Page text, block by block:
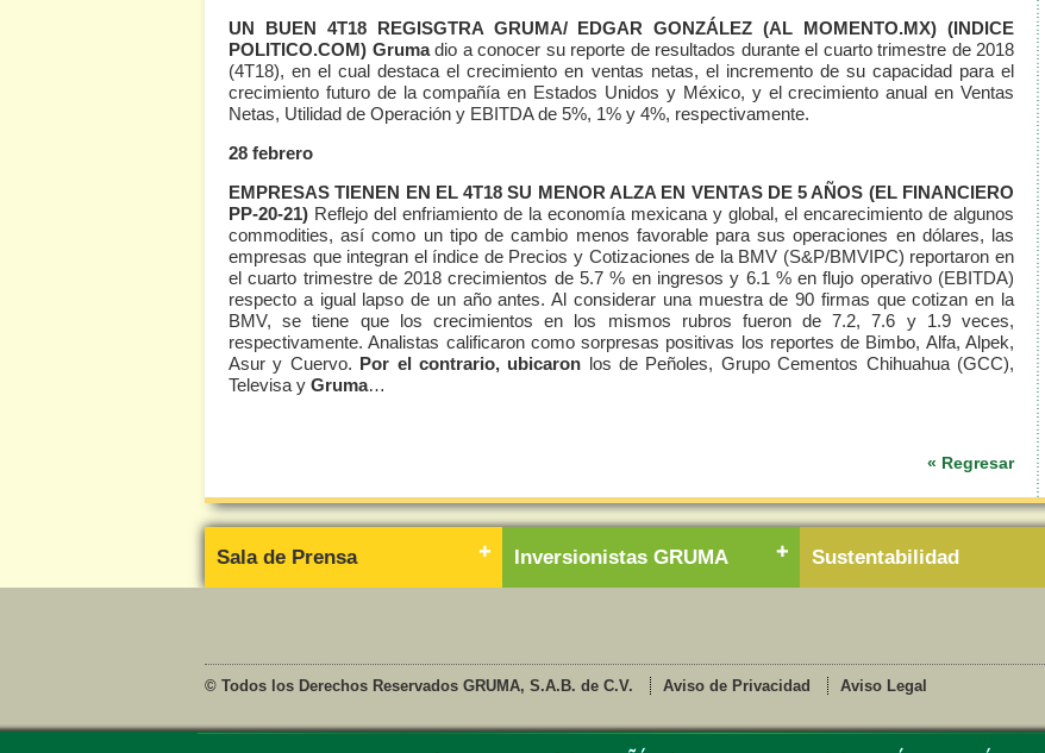
UN BUEN 4T18 REGISGTRA GRUMA/ EDGAR GONZÁLEZ(AL MOMENTO.MX) (INDICE
POLITICO.COM) Grumadio a conocer su reporte de resultados durante el cuarto trimestre de 2018
(4T18), en el cual destaca el crecimiento en ventas netas, el incremento de su capacidad para el
crecimiento futuro de la compañía en Estados Unidos y México, y el crecimiento anual en Ventas
Netas, Utilidad de Operación y EBITDA de 5%, 1% y 4%, respectivamente.
28 febrero
EMPRESAS TIENEN EN EL 4T18 SU MENOR ALZA EN VENTAS DE 5 AÑOS (EL FINANCIERO
PP-20-21) Reflejo del enfriamiento de la economía mexicana y global, el encarecimiento de algunos
commodities, así como un tipo de cambio menos favorable para sus operaciones en dólares, las
empresas que integran el índice de Precios y Cotizaciones de la BMV (S&P/BMVIPC) reportaron en
el cuarto trimestre de 2018 crecimientos de 5.7 % en ingresos y 6.1 % en flujo operativo (EBITDA)
respecto a igual lapso de un año antes. Al considerar una muestra de 90 firmas que cotizan en la
BMV, se tiene que los crecimientos en los mismos rubros fueron de 7.2, 7.6 y 1.9 veces,
respectivamente. Analistas calificaron como sorpresas positivas los reportes de Bimbo, Alfa, Alpek,
Asur y Cuervo. Por el contrario, ubicaron los de Peñoles, Grupo Cementos Chihuahua (GCC),
Televisa y Gruma…
« Regresar
Sala de Prensa Inversionistas GRUMA Sustentabilidad
© Todos los Derechos Reservados GRUMA, S.A.B. de C.V. Aviso de Privacidad Aviso Legal